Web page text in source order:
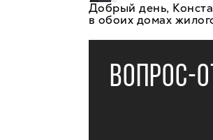
Добрый день,
в обоих домах
ВОПРОС-